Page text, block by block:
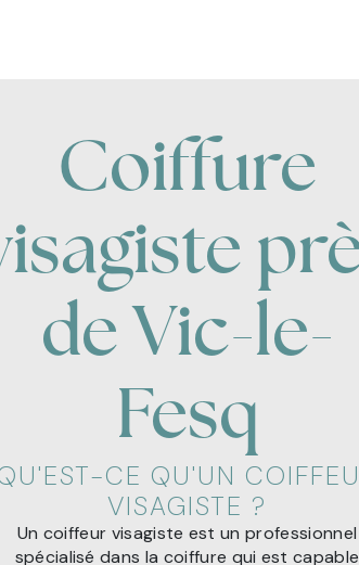
Coiffure
de Vic-le-
Fesq
CE QU'UN
VISAGISTE ?
Un coiffeur visagiste est un professionnel
spécialisé dans la coiffure qui est capable